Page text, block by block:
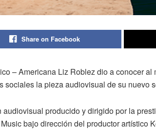
Share on Facebook
– Americana Liz Roblez dio a conocer al
sociales la pieza audiovisual de su nuevo
audiovisual producido y dirigido por la
bajo dirección del productor artístico